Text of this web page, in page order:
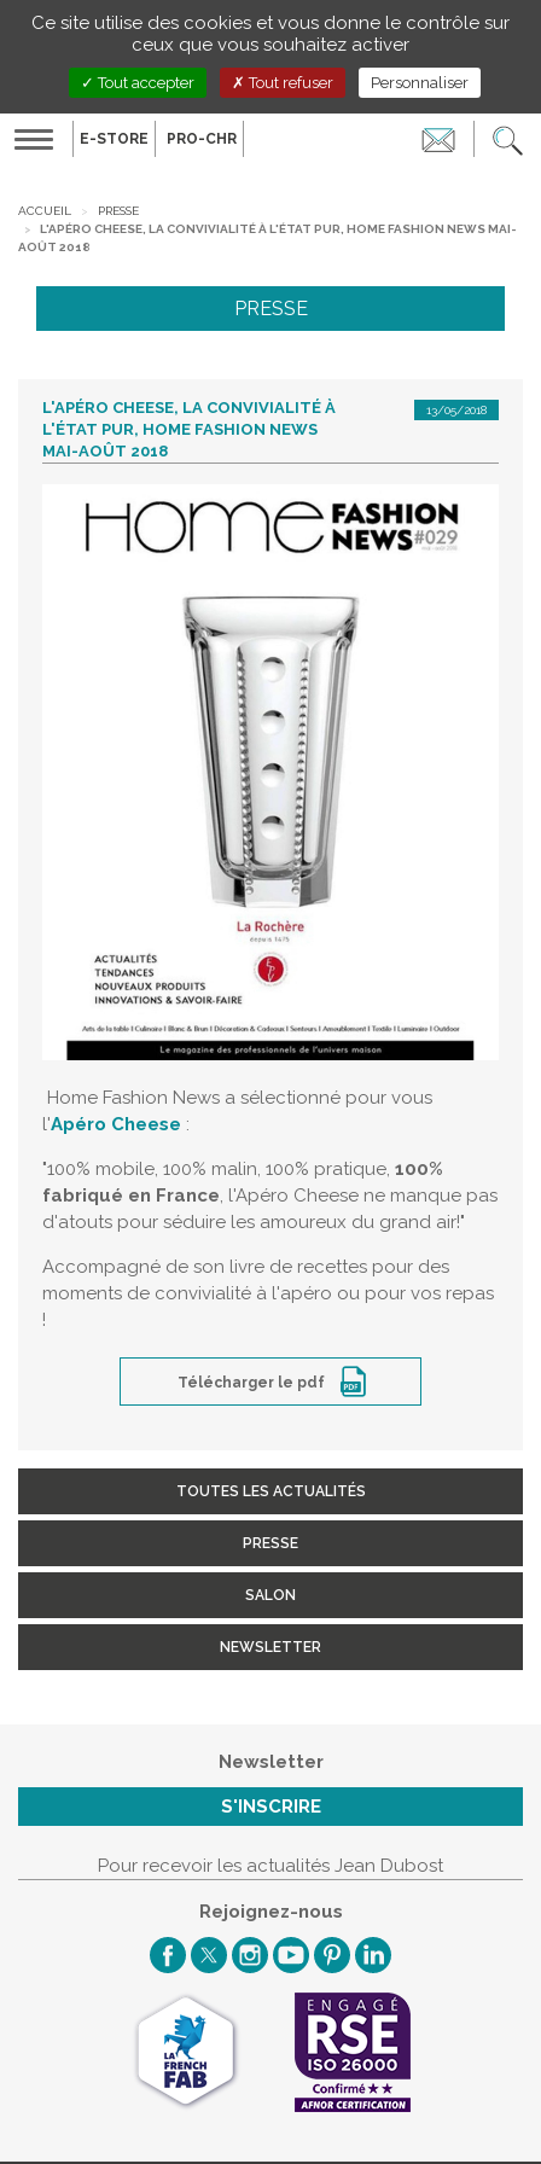
Toggle
FR
E-STORE PRO-CHR
ACCUEIL
PRESSE
L'APÉRO CHEESE, LA CONVIVIALITÉ À L'ÉTAT PUR, HOME FASHION NEWS MAI-
AOÛT 2018
PRESSE
L'APÉRO CHEESE, LA CONVIVIALITÉ À
L'ÉTAT PUR, HOME FASHION NEWS
MAI-AOÛT 2018
13/05/2018
Home Fashion News a sélectionné pour vous
l'Apéro Cheese :
"100% mobile, 100% malin, 100% pratique, 100%
fabriqué en France, l'Apéro Cheese ne manque pas
d'atouts pour séduire les amoureux du grand air!"
Accompagné de son livre de recettes pour des
moments de convivialité à l'apéro ou pour vos repas
!
Télécharger le pdf
TOUTES LES ACTUALITÉS
PRESSE
SALON
NEWSLETTER
Newsletter
S'INSCRIRE
Pour recevoir les actualités Jean Dubost
Rejoignez-nous
Gestion de vos préférences sur les cookies
Ce site utilise des cookies et vous donne le contrôle sur
ceux que vous souhaitez activer
Tout accepter Tout refuser Personnaliser